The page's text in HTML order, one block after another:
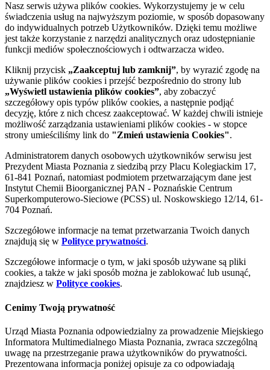
Nasz serwis używa plików cookies. Wykorzystujemy je w celu
świadczenia usług na najwyższym poziomie, w sposób dopasowany
do indywidualnych potrzeb Użytkowników. Dzięki temu możliwe
jest także korzystanie z narzędzi analitycznych oraz udostępnianie
funkcji mediów społecznościowych i odtwarzacza wideo.
Kliknij przycisk „Zaakceptuj lub zamknij”, by wyrazić zgodę na
używanie plików cookies i przejść bezpośrednio do strony lub
„Wyświetl ustawienia plików cookies”, aby zobaczyć
szczegółowy opis typów plików cookies, a następnie podjąć
decyzję, które z nich chcesz zaakceptować. W każdej chwili istnieje
możliwość zarządzania ustawieniami plików cookies - w stopce
strony umieściliśmy link do "Zmień ustawienia Cookies".
Administratorem danych osobowych użytkowników serwisu jest
Prezydent Miasta Poznania z siedzibą przy Placu Kolegiackim 17,
61-841 Poznań, natomiast podmiotem przetwarzającym dane jest
Instytut Chemii Bioorganicznej PAN - Poznańskie Centrum
Superkomputerowo-Sieciowe (PCSS) ul. Noskowskiego 12/14, 61-
704 Poznań.
Szczegółowe informacje na temat przetwarzania Twoich danych
znajdują się w Polityce prywatności.
Szczegółowe informacje o tym, w jaki sposób używane są pliki
cookies, a także w jaki sposób można je zablokować lub usunąć,
znajdziesz w Polityce cookies.
Cenimy Twoją prywatność
Urząd Miasta Poznania odpowiedzialny za prowadzenie Miejskiego
Informatora Multimedialnego Miasta Poznania, zwraca szczególną
uwagę na przestrzeganie prawa użytkowników do prywatności.
Prezentowana informacja poniżej opisuje za co odpowiadają